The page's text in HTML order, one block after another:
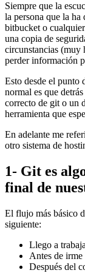
Siempre que la
la persona que la
bitbucket o
una copia de
circunstancias (muy
perder información
Esto desde el punto
normal es que
correcto de git o un
herramienta que
En adelante me
otro sistema de
1- Git es
final de
El flujo más básico
siguiente:
Llego a
Antes de
Después del